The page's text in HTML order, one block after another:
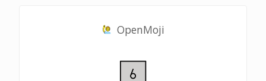
OpenMoji